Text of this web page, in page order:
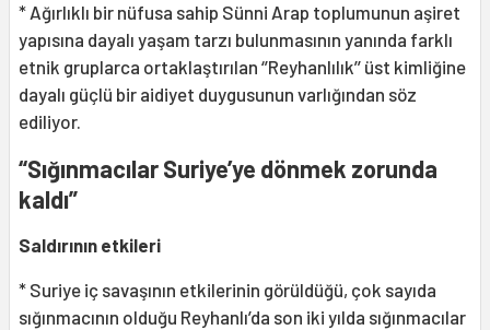
* Ağırlıklı bir nüfusa sahip Sünni Arap toplumunun aşiret
yapısına dayalı yaşam tarzı bulunmasının yanında farklı
etnik gruplarca ortaklaştırılan ‘’Reyhanlılık’’ üst kimliğine
dayalı güçlü bir aidiyet duygusunun varlığından söz
ediliyor.
“Sığınmacılar Suriye’ye dönmek zorunda
kaldı”
Saldırının etkileri
* Suriye iç savaşının etkilerinin görüldüğü, çok sayıda
sığınmacının olduğu Reyhanlı’da son iki yılda sığınmacılar